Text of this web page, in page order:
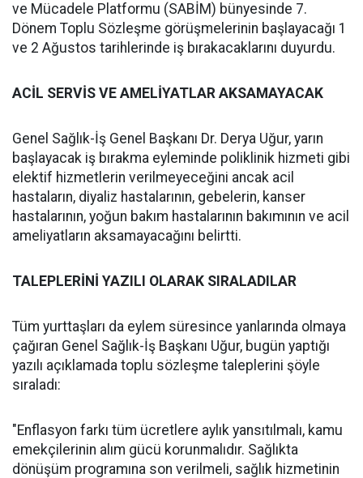
ve Mücadele Platformu (SABİM) bünyesinde 7.
Dönem Toplu Sözleşme görüşmelerinin başlayacağı 1
ve 2 Ağustos tarihlerinde iş bırakacaklarını duyurdu.
ACİL SERVİS VE AMELİYATLAR AKSAMAYACAK
Genel Sağlık-İş Genel Başkanı Dr. Derya Uğur, yarın
başlayacak iş bırakma eyleminde poliklinik hizmeti gibi
elektif hizmetlerin verilmeyeceğini ancak acil
hastaların, diyaliz hastalarının, gebelerin, kanser
hastalarının, yoğun bakım hastalarının bakımının ve acil
ameliyatların aksamayacağını belirtti.
TALEPLERİNİ YAZILI OLARAK SIRALADILAR
Tüm yurttaşları da eylem süresince yanlarında olmaya
çağıran Genel Sağlık-İş Başkanı Uğur, bugün yaptığı
yazılı açıklamada toplu sözleşme taleplerini şöyle
sıraladı:
"Enflasyon farkı tüm ücretlere aylık yansıtılmalı, kamu
emekçilerinin alım gücü korunmalıdır. Sağlıkta
dönüşüm programına son verilmeli, sağlık hizmetinin